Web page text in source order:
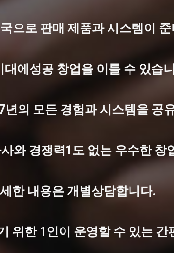
으로 판매 제품과 시스템이
대에성공 창업을 이룰 수 있습
년의 모든 경험과 시스템을 공
와 경쟁력1도 없는 우수한 창
한 내용은 개별상담합니다.
위한 1인이 운영할 수 있는 간